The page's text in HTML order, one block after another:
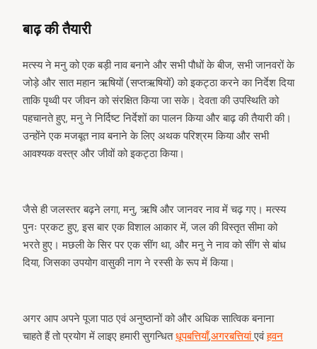
बाढ़ की तैयारी
मत्स्य ने मनु को एक बड़ी नाव बनाने और सभी पौधों के बीज, सभी जानवरों के
जोड़े और सात महान ऋषियों (सप्तऋषियों) को इकट्ठा करने का निर्देश दिया
ताकि पृथ्वी पर जीवन को संरक्षित किया जा सके। देवता की उपस्थिति को
पहचानते हुए, मनु ने निर्दिष्ट निर्देशों का पालन किया और बाढ़ की तैयारी की।
उन्होंने एक मजबूत नाव बनाने के लिए अथक परिश्रम किया और सभी
आवश्यक वस्त्र और जीवों को इकट्ठा किया।
जैसे ही जलस्तर बढ़ने लगा, मनु, ऋषि और जानवर नाव में चढ़ गए। मत्स्य
पुनः प्रकट हुए, इस बार एक विशाल आकार में, जल की विस्तृत सीमा को
भरते हुए। मछली के सिर पर एक सींग था, और मनु ने नाव को सींग से बांध
दिया, जिसका उपयोग वासुकी नाग ने रस्सी के रूप में किया।
अगर आप अपने पूजा पाठ एवं अनुष्ठानों को और अधिक सात्विक बनाना
चाहते हैं तो प्रयोग में लाइए हमारी सुगन्धितधूपबत्तियाँ,अगरबत्तियांएवंहवन